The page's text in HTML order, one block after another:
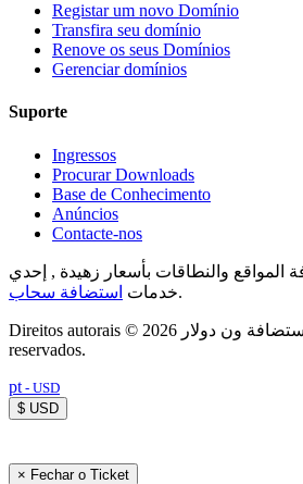
Registar um novo Domínio
Transfira seu domínio
Renove os seus Domínios
Gerenciar domínios
Suporte
Ingressos
Procurar Downloads
Base de Conhecimento
Anúncios
Contacte-nos
المواقع والنطاقات بأسعار زهيدة , إحدي
خدمات استضافة سحاب .
Direitos autorais © 2026 استضافة ون دولار. Todos os direitos
reservados.
pt - USD
$ USD
× Fechar o Ticket